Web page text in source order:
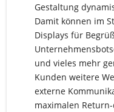
Gestaltung
Damit können im
Displays für
und vieles mehr
Kunden weitere
externe
maximalen